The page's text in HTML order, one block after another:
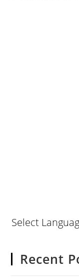
Select
Recent